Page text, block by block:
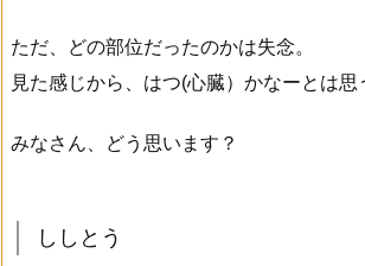
ただ、どの部位だったのかは失念。
見た感じから、はつ(心臓）かなーとは思
みなさん、どう思います？
ししとう